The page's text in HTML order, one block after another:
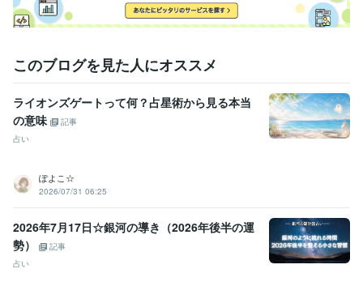
このブログを見た人にオススメ
ライオンズゲートって何？占星術から見る本当
の意味
記事
占い
ぽよこ☆
2026/07/31 06:25
2026年7月17日☆銀河の導き（2026年後半の運
勢）
記事
占い